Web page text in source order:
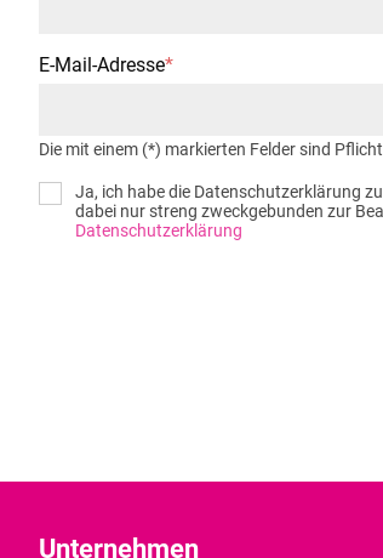
E-Mail-Adresse*
Die mit einem (*) markierten Felder sind
Ja, ich habe die Datenschutzerklärung
dabei nur streng zweckgebunden zur
Datenschutzerklärung
Unternehmen